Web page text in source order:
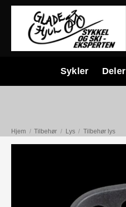
Skip
Sykler Deler
Hjem / Tilbehør / Lys / Tilbehør lys